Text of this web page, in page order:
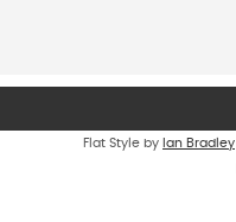
Flat Style by Ian Bradley